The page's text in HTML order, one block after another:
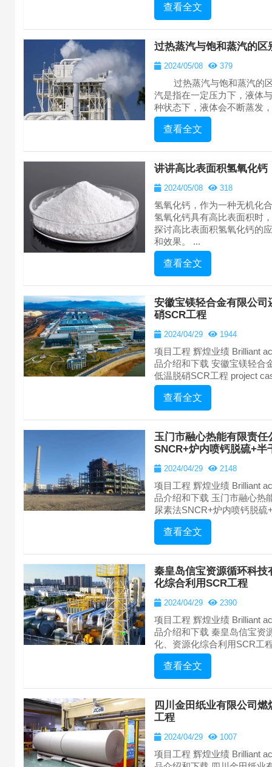
查看全文
过热蒸汽与饱和蒸汽的区
2024/05/08 379
过热蒸汽与饱和蒸汽的区
汽是指在一定压力下，液体
种状态下，液体会不断蒸发
查看全文
讲讲高比表面积氢氧化
2024/05/08 318
氢氧化钙，作为一种无机化
氢氧化钙具有高比表面积时
探讨高比表面积氢氧化钙的
和效果。 ...
查看全文
安徽宝镁轻合金有限公
硝SCR工程
2024/04/29 1944
项目工程 辉煌业绩 Brilliant
品介绍和下载 安徽宝镁轻合
低温脱硝SCR工程 project
查看全文
玉门市融心热能有限责
SNCR+炉内喷钙脱硫+半
2024/04/29 2148
项目工程 辉煌业绩 Brilliant
品介绍和下载 玉门市融心热
尿素法SNCR+炉内喷钙脱硫
查看全文
秦皇岛信宝资源循环科
化综合利用SCR工程
2024/04/29 2390
项目工程 辉煌业绩 Brilliant
品介绍和下载 秦皇岛信宝资
化、资源化综合利用SCR工
查看全文
四川金田纸业有限公司
工程
2024/04/29 1007
项目工程 辉煌业绩 Brilliant